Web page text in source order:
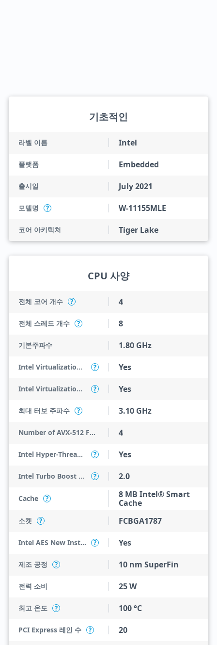
기초적인
라벨 이름 Intel
플랫폼 Embedded
출시일 July 2021
모델명 ? W-11155MLE
코어 아키텍처 Tiger Lake
CPU 사양
전체 코어 개수 ? 4
전체 스레드 개수 ? 8
기본주파수 1.80 GHz
Intel Virtualization Technology (VT-x) ? Yes
Intel Virtualization Technology for Directed I/O (VT-d) ? Yes
최대 터보 주파수 ? 3.10 GHz
Number of AVX-512 FMA Units 4
Intel Hyper-Threading Technology ? Yes
Intel Turbo Boost Technology ? 2.0
Cache ?
8 MB Intel® Smart
Cache
소켓 ? FCBGA1787
Intel AES New Instructions ? Yes
제조 공정 ? 10 nm SuperFin
전력 소비 25 W
최고 온도 ? 100 °C
PCI Express 레인 수 ? 20